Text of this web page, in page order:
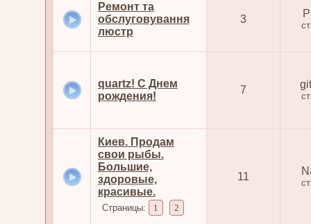
Ремонт та
обслуговування
люстр
3
quartz! С Днем
рождения!
7
Киев. Продам
свои рыбы.
Большие,
здоровые,
красивые.
Страницы: 1 2
11